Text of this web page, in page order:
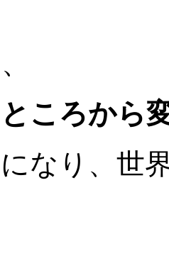
ころから
なり、世